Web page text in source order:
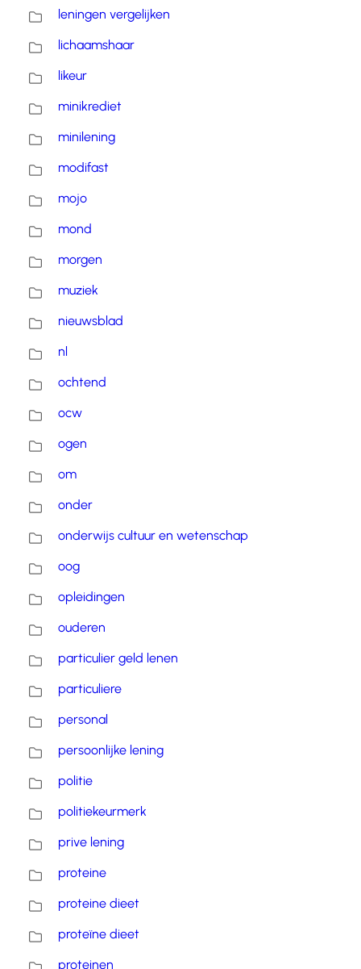
leningen vergelijken
lichaamshaar
likeur
minikrediet
minilening
modifast
mojo
mond
morgen
muziek
nieuwsblad
nl
ochtend
ocw
ogen
om
onder
onderwijs cultuur en wetenschap
oog
opleidingen
ouderen
particulier geld lenen
particuliere
personal
persoonlijke lening
politie
politiekeurmerk
prive lening
proteine
proteine dieet
proteïne dieet
proteinen